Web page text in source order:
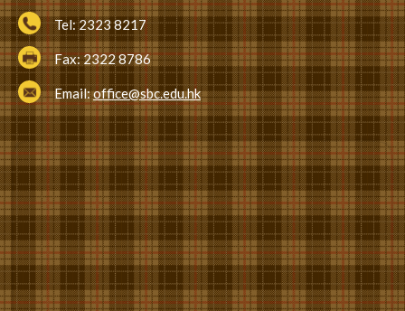
Tel:2323 8217
Fax:2322 8786
Email:office@sbc.edu.hk